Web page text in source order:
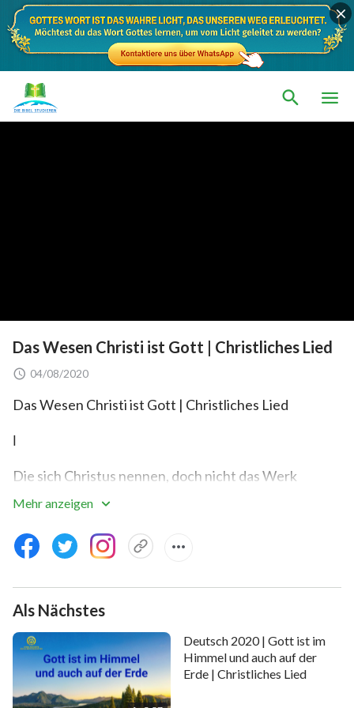
Das Wesen Christi ist Gott | Christliches Lied
04/08/2020
Das Wesen Christi ist Gott | Christliches Lied
Ⅰ
Die sich Christus nennen, doch nicht das Werk
Gottes tun, sind wahrlich Betrüger.
Christus ist nicht nur Gottes Manifestation auf
Erden,
sondern Fleisch, das Gott kleidet,
während Er Sein Werk unter den Menschen
vollbringt.
Dieses Fleisch kann nicht jeder Beliebige ersetzen,
Mehr anzeigen
Als Nächstes
Deutsch 2020 | Gott ist im
Himmel und auch auf der
Erde | Christliches Lied